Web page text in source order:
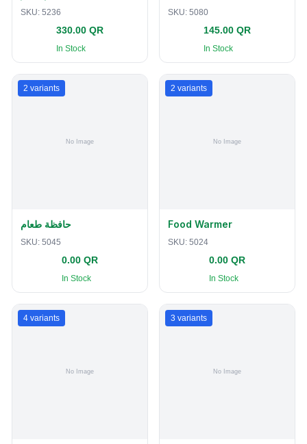
SKU: 5236
330.00 QR
In Stock
SKU: 5080
145.00 QR
In Stock
2 variants
حافظة طعام
SKU: 5045
0.00 QR
In Stock
2 variants
Food Warmer
SKU: 5024
0.00 QR
In Stock
4 variants 3 variants